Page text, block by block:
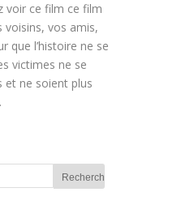
voir ce film ce film
voisins, vos amis,
que l’histoire ne se
victimes ne se
et ne soient plus